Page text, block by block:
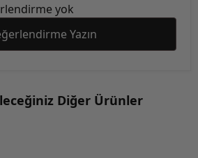
yok
Yazın
Diğer Ürünler